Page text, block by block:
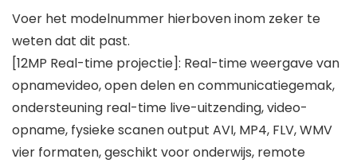
Voer het modelnummer hierboven inom zeker te
weten dat dit past.
[12MP Real-time projectie]: Real-time weergave van
opnamevideo, open delen en communicatiegemak,
ondersteuning real-time live-uitzending, video-
opname, fysieke scanen output AVI, MP4, FLV, WMV
vier formaten, geschikt voor onderwijs, remote